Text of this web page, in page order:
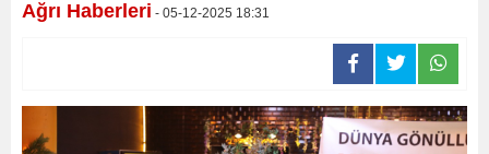
Ağrı Haberleri - 05-12-2025 18:31